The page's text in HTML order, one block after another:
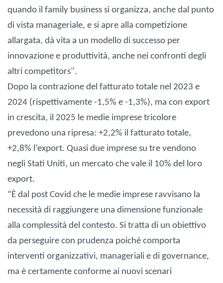
quando il family business si organizza, anche dal punto
di vista manageriale, e si apre alla competizione
allargata, dà vita a un modello di successo per
innovazione e produttività, anche nei confronti degli
altri competitors".
Dopo la contrazione del fatturato totale nel 2023 e
2024 (rispettivamente -1,5% e -1,3%), ma con export
in crescita, il 2025 le medie imprese tricolore
prevedono una ripresa: +2,2% il fatturato totale,
+2,8% l’export. Quasi due imprese su tre vendono
negli Stati Uniti, un mercato che vale il 10% del loro
export.
“È dal post Covid che le medie imprese ravvisano la
necessità di raggiungere una dimensione funzionale
alla complessità del contesto. Si tratta di un obiettivo
da perseguire con prudenza poiché comporta
interventi organizzativi, manageriali e di governance,
ma è certamente conforme ai nuovi scenari